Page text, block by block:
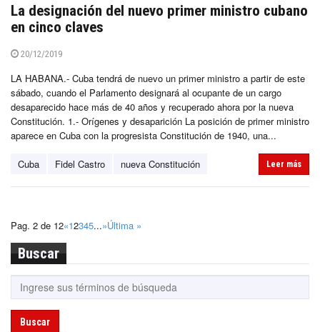
La designación del nuevo primer ministro cubano
en cinco claves
20/12/2019
LA HABANA.- Cuba tendrá de nuevo un primer ministro a partir de este
sábado, cuando el Parlamento designará al ocupante de un cargo
desaparecido hace más de 40 años y recuperado ahora por la nueva
Constitución. 1.- Orígenes y desaparición La posición de primer ministro
aparece en Cuba con la progresista Constitución de 1940, una...
Cuba Fidel Castro nueva Constitución Leer más
Pag. 2 de 12«12345...»Última »
Buscar
Buscar